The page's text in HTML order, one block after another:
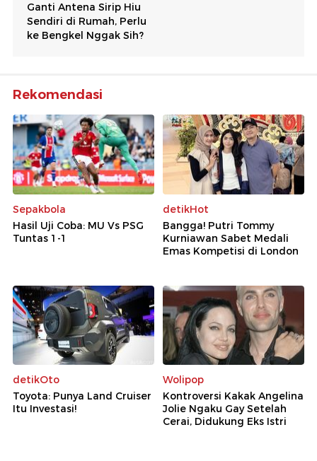
Rekomendasi
Sepakbola
Hasil Uji Coba: MU Vs PSG
Tuntas 1-1
detikHot
Bangga! Putri Tommy
Kurniawan Sabet Medali
Emas Kompetisi di London
detikOto
Toyota: Punya Land Cruiser
Itu Investasi!
Wolipop
Kontroversi Kakak Angelina
Jolie Ngaku Gay Setelah
Cerai, Didukung Eks Istri